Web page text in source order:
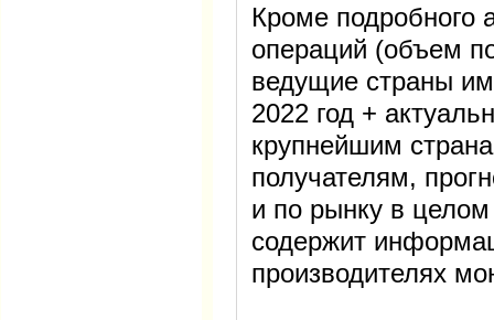
Кроме подробного
операций (объем
ведущие страны
2022 год +
крупнейшим
получателям,
и по рынку в
содержит
производителях